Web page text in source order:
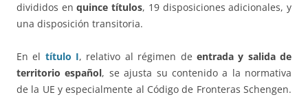
divididos enquince títulos, 19 disposiciones adicionales, y
una disposición transitoria.
En el título I, relativo al régimen de entrada y salida de
territorio español, se ajusta su contenido a la normativa
de la UE y especialmente al Código de Fronteras Schengen.